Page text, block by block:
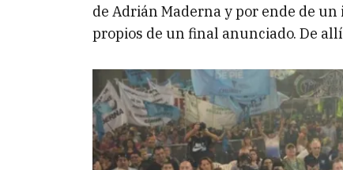
de Adrián Maderna y por ende de
propios de un final anunciado. De